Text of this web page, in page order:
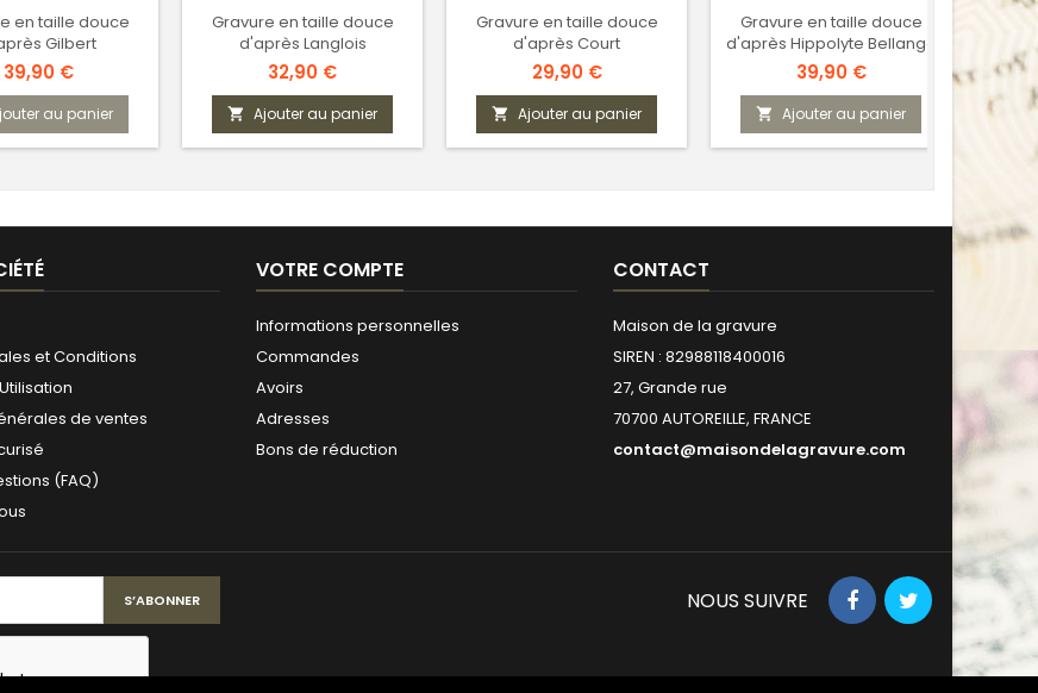
en taille douce
Gilbert
Prix
39,90 €
au panier
Gravure en taille douce
d'après Langlois
Prix
32,90 €
 Ajouter au panier
Gravure en taille douce
d'après Court
Prix
29,90 €
 Ajouter au panier
Gravure en taille douce
d'après Hippolyte Bellangé
Prix
39,90 €
 Ajouter au panier 
et Conditions
de ventes
(FAQ)
VOTRE COMPTE
Informations personnelles
Commandes
Avoirs
Adresses
Bons de réduction
CONTACT
Maison de la gravure
SIREN : 82988118400016
27, Grande rue
70700 AUTOREILLE, FRANCE
contact@maisondelagravure.com
NOUS SUIVRE